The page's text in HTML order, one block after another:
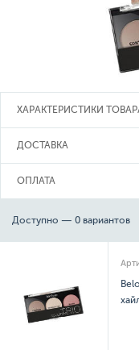
ХАРАКТЕРИСТИКИ
ДОСТАВКА
ОПЛАТА
Доступно — 0 вариантов